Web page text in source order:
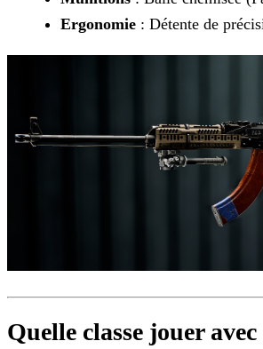
Ergonomie : Détente de
Quelle classe jouer